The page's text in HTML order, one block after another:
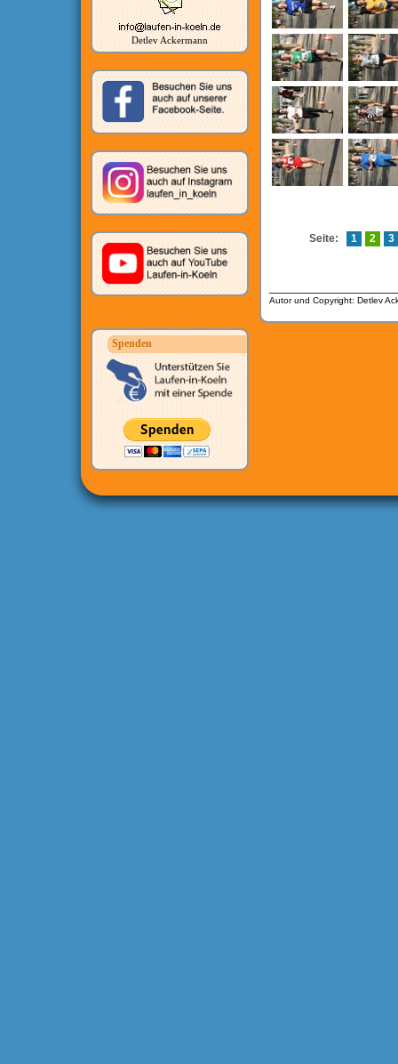
Detlev Ackermann
Spenden
Seite: 1 2 3
Autor und Copyright: Detlev